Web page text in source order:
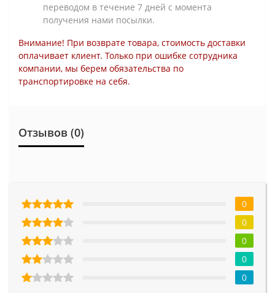
переводом в течение 7 дней с момента
получения нами посылки.
Внимание! При возврате товара, стоимость доставки
оплачивает клиент. Только при ошибке сотрудника
компании, мы берем обязательства по
транспортировке на себя.
Отзывов (0)
0
0
0
0
0